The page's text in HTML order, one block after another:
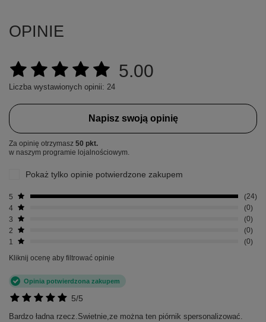
OPINIE
5.00
Liczba wystawionych opinii: 24
Napisz swoją opinię
Za opinię otrzymasz 50 pkt.
w naszym programie lojalnościowym.
Pokaż tylko opinie potwierdzone zakupem
5
24
4
0
3
0
2
0
1
0
Kliknij ocenę aby filtrować opinie
5/5
Opinia potwierdzona zakupem
Bardzo ładna rzecz.Swietnie,ze można ten piórnik spersonalizować.